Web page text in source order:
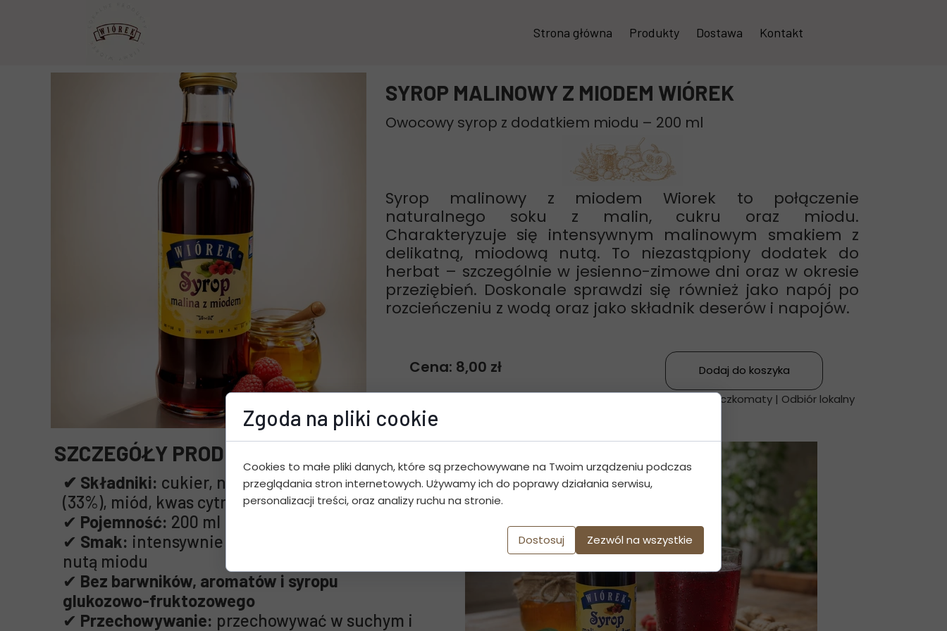
Strona główna Produkty
Soki
Konfitury, dżemy i powidła
Syropy
Sałatki i warzywa
Pasty warzywne
Zestawy
Sosy, chrzany i inne dodatki
Pakowanie
Dostawa Kontakt
Syrop malinowy z miodem Wiorek to połączenie
naturalnego soku z malin, cukru oraz miodu.
Charakteryzuje się intensywnym malinowym smakiem z
delikatną, miodową nutą. To niezastąpiony dodatek do
herbat – szczególnie w jesienno-zimowe dni oraz w okresie
przeziębień. Doskonale sprawdzi się również jako napój po
rozcieńczeniu z wodą oraz jako składnik deserów i napojów.
Owocowy syrop z dodatkiem miodu – 200 ml
Dostawa kurierska | Paczkomaty | Odbiór lokalny
Dodaj do koszyka
✔ Składniki: cukier, naturalny sok z malin
(33%), miód, kwas cytrynowy
✔ Pojemność: 200 ml
✔ Smak: intensywnie malinowy z delikatną
nutą miodu
✔ Bez barwników, aromatów i syropu
glukozowo-fruktozowego
✔ Przechowywanie: przechowywać w suchym i
SZCZEGÓŁY PRODUKTU:
SYROP MALINOWY Z MIODEM WIÓREK
Cena: 8,00 zł
Zgoda na pliki cookie
Cookies to małe pliki danych, które są przechowywane na Twoim urządzeniu podczas
przeglądania stron internetowych. Używamy ich do poprawy działania serwisu,
personalizacji treści, oraz analizy ruchu na stronie.
Dostosuj Zezwól na wszystkie